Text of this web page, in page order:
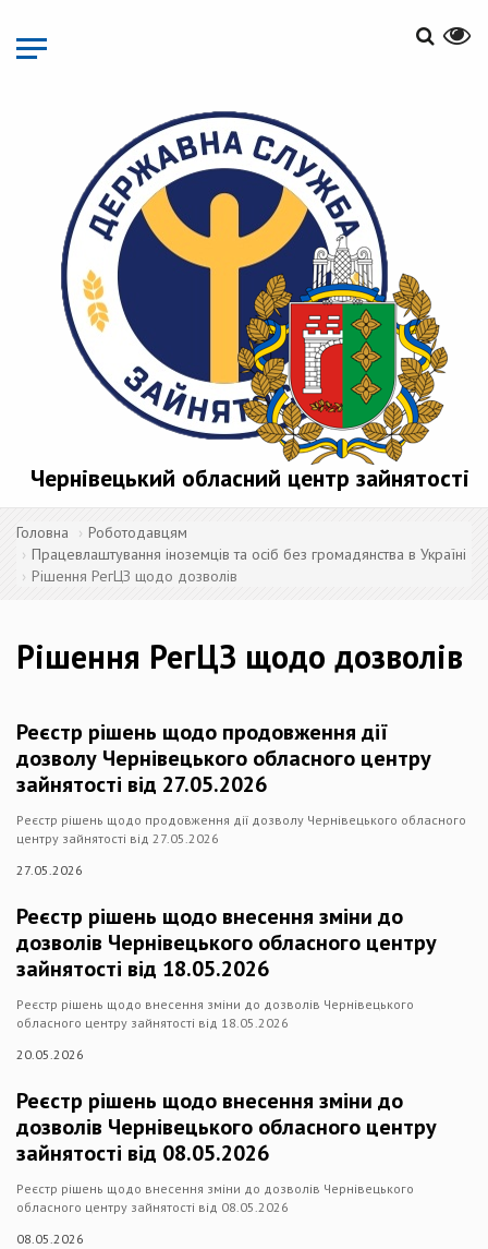
основного
матеріалу
Чернівецький обласний центр зайнятості
Головна
Роботодавцям
Працевлаштування іноземців та осіб без громадянства в Україні
Рішення РегЦЗ щодо дозволів
Рішення РегЦЗ щодо дозволів
Реєстр рішень щодо продовження дії
дозволу Чернівецького обласного центру
зайнятості від 27.05.2026
Реєстр рішень щодо продовження дії дозволу Чернівецького обласного
центру зайнятості від 27.05.2026
27.05.2026
Реєстр рішень щодо внесення зміни до
дозволів Чернівецького обласного центру
зайнятості від 18.05.2026
Реєстр рішень щодо внесення зміни до дозволів Чернівецького
обласного центру зайнятості від 18.05.2026
20.05.2026
Реєстр рішень щодо внесення зміни до
дозволів Чернівецького обласного центру
зайнятості від 08.05.2026
Реєстр рішень щодо внесення зміни до дозволів Чернівецького
обласного центру зайнятості від 08.05.2026
08.05.2026